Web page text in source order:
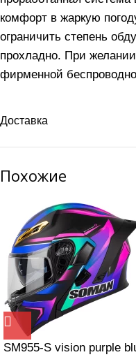
комфорт в жаркую
ограничить степень
прохладно. При
фирменной
Доставка
Похожие
SM955-S vision purple